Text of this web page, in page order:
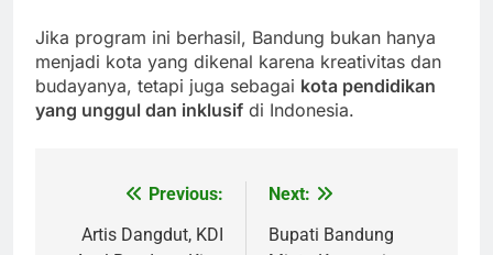
Jika program ini berhasil, Bandung bukan hanya
menjadi kota yang dikenal karena kreativitas dan
budayanya, tetapi juga sebagai kota pendidikan
yang unggul dan inklusif di Indonesia.
navigation
Previous:
Artis Dangdut, KDI
Next:
Bupati Bandung